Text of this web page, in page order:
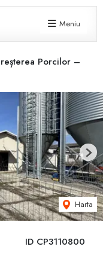
Meniu
Porcilor –
ID CP3110800
Harta
Next